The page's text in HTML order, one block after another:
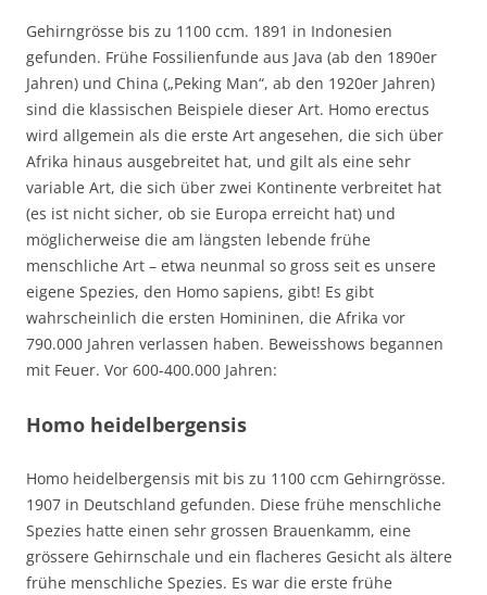
Gehirngrösse bis zu 1100 ccm. 1891 in Indonesien
gefunden. Frühe Fossilienfunde aus Java (ab den 1890er
Jahren) und China („Peking Man“, ab den 1920er Jahren)
sind die klassischen Beispiele dieser Art. Homo erectus
wird allgemein als die erste Art angesehen, die sich über
Afrika hinaus ausgebreitet hat, und gilt als eine sehr
variable Art, die sich über zwei Kontinente verbreitet hat
(es ist nicht sicher, ob sie Europa erreicht hat) und
möglicherweise die am längsten lebende frühe
menschliche Art – etwa neunmal so gross seit es unsere
eigene Spezies, den Homo sapiens, gibt! Es gibt
wahrscheinlich die ersten Homininen, die Afrika vor
790.000 Jahren verlassen haben. Beweisshows begannen
mit Feuer. Vor 600-400.000 Jahren:
Homo heidelbergensis
Homo heidelbergensis mit bis zu 1100 ccm Gehirngrösse.
1907 in Deutschland gefunden. Diese frühe menschliche
Spezies hatte einen sehr grossen Brauenkamm, eine
grössere Gehirnschale und ein flacheres Gesicht als ältere
frühe menschliche Spezies. Es war die erste frühe